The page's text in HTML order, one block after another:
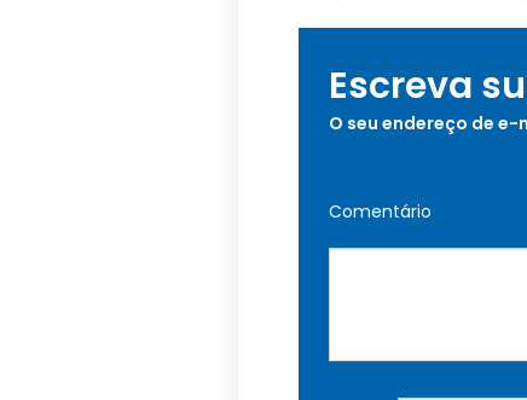
Escreva
O seu endereço de
Comentário